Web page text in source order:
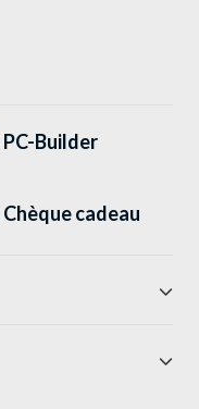
PC-Builder
Chèque cadeau